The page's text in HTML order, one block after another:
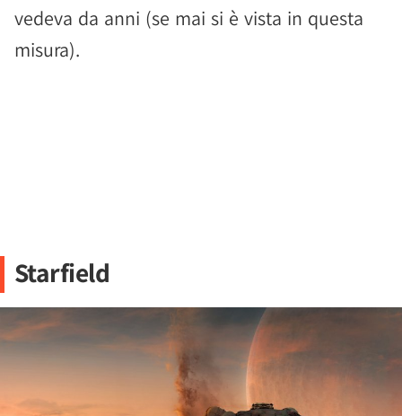
vedeva da anni (se mai si è vista in questa
misura).
Starfield